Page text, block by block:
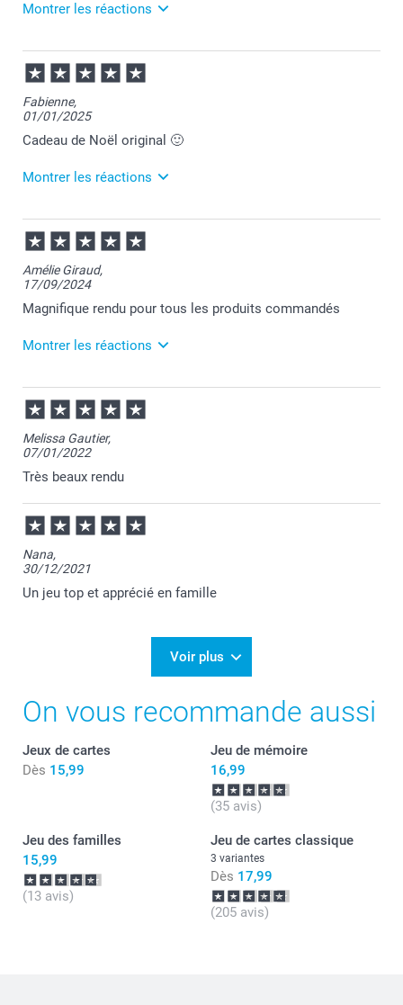
Montrer les réactions
09/10/2025
08:45
Bonjour Marie,
Merci pour votre commande du jeu des familles, oui
le jeu est ainsi imprimé mais je ne manquerai pas à
faire remonter votre suggestion auprès du service
concerné.
Je reste à votre écoute et vous souhaite une belle
Cordialement,
Florence@smartphoto
Fabienne,
01/01/2025
Cadeau de Noël original 🙂
Montrer les réactions
06/02/2025
11:03
Merci Fabienne pour votre commande et je suis
ravie que votre cadeau ait plu.
Au plaisir de vous retrouver pour de nouvelles
créations!
Passez une belle journée.
Cordialement,
Florence@smartphoto
Amélie Giraud,
17/09/2024
Magnifique rendu pour tous les produits commandés
Montrer les réactions
17/09/2024
10:30
Bonjour Amélie,
Merci pour votre retour et pour votre commande.
Je vous souhaite de passer de bons moments en
Passez une agréable journée.
Cordialement,
Florence@smartphoto
Melissa Gautier,
07/01/2022
Très beaux rendu
Nana,
30/12/2021
Un jeu top et apprécié en famille
Voir plus
On vous recommande aussi
Jeux de cartes
Dès 15,99
Jeu de mémoire
16,99
(35 avis)
Jeu des familles
15,99
(13 avis)
Jeu de cartes classique
3 variantes
Dès 17,99
(205 avis)